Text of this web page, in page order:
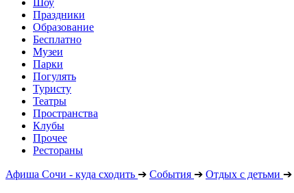
Праздники
Образование
Бесплатно
Музеи
Парки
Погулять
Туристу
Театры
Пространства
Клубы
Прочее
Рестораны
Афиша Сочи - куда сходить ➔ События ➔ Отдых с детьми ➔